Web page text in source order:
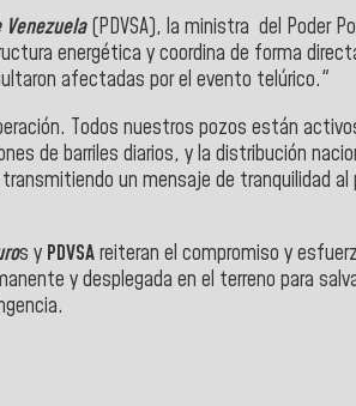
(PDVSA), la ministra del Poder
energética y coordina de forma
afectadas por el evento telúrico."
Todos nuestros pozos están
de barriles diarios, y la distribución
un mensaje de tranquilidad al
s y PDVSAreiteran el compromiso y
y desplegada en el terreno para